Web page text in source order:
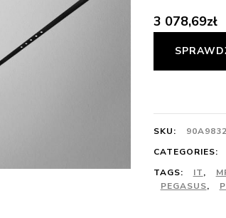
3 078,69zł
SKU:
CATEGORIES:
TAGS:
IT,
PEGASUS,